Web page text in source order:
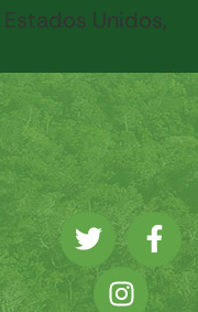
Unidos,